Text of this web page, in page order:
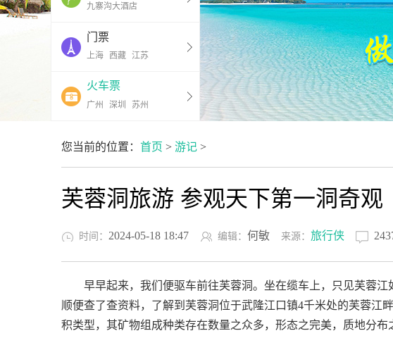
九寨沟大酒店
门票
上海 西藏 江苏
火车票
广州 深圳 苏州
您当前的位置： 首页 > 游记 >
芙蓉洞旅游 参观天下第一洞奇观
时间： 2024-05-18 18:47 编辑： 何敏 来源： 旅行侠
早早起来，我们便驱车前往芙蓉洞。坐在缆车上，只见芙蓉江
顺便查了查资料，了解到芙蓉洞位于武隆江口镇4千米处的芙蓉江
积类型，其矿物组成种类存在数量之众多，形态之完美，质地分